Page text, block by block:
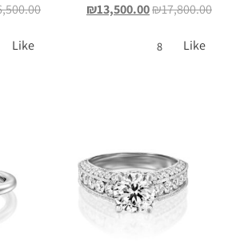
₪17,800.00
₪13,500.00
Like
8
Like